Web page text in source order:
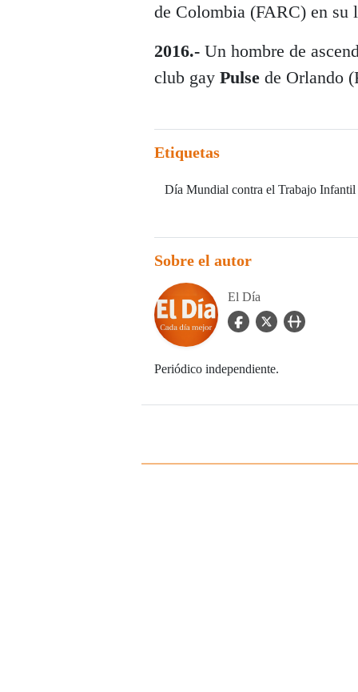
de Colombia (FARC) en su
2016.- Un hombre de
club gay Pulse de Orlando
Etiquetas
Día Mundial contra el Trabajo Infantil
Sobre el autor
El Día
facebook Icon
twitter Iconuser_url Icon
Periódico independiente.